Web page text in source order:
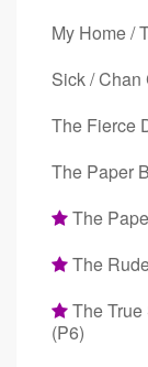
My Home /
Sick / Chan
The Fierce
The Paper
The
The
The
(P6)